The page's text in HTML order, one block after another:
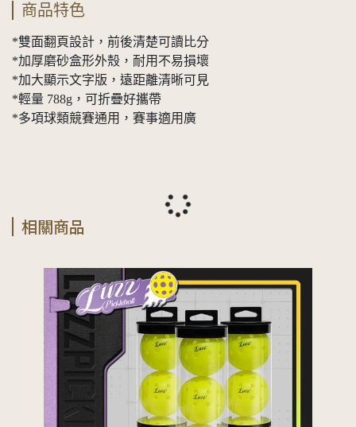
商品特色
*雙面翻頁設計，前後清楚可讀比分
*加厚磨砂盒形外殼，耐用不易損壞
*加大顯示文字版，遠距離清晰可見
*輕量 788g，可折疊好攜帶
*多項球類競賽通用，賽事適用廣
相關商品